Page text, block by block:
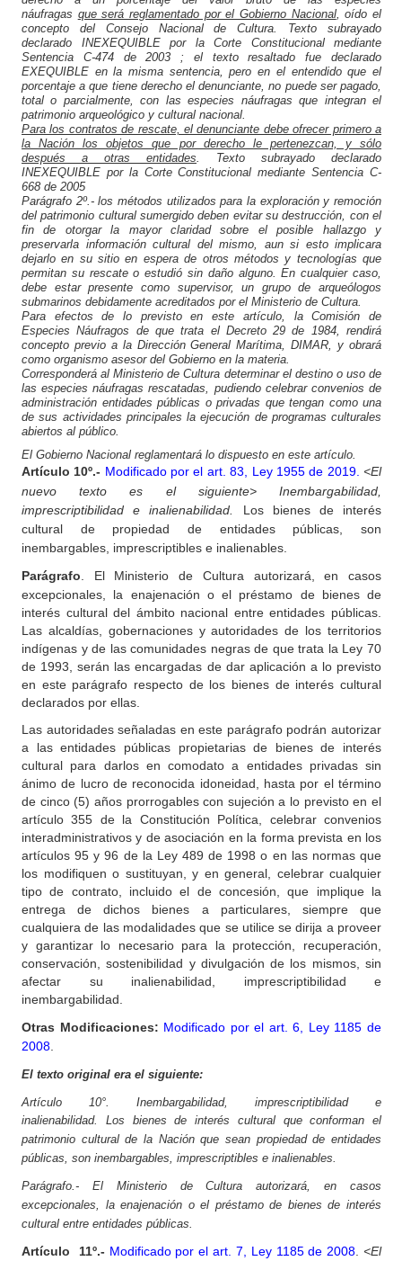
náufragas que será reglamentado por el Gobierno Nacional, oído el
concepto del Consejo Nacional de Cultura. Texto subrayado
declarado INEXEQUIBLE por la Corte Constitucional mediante
Sentencia C-474 de 2003 ; el texto resaltado fue declarado
EXEQUIBLE en la misma sentencia, pero en el entendido que el
porcentaje a que tiene derecho el denunciante, no puede ser pagado,
total o parcialmente, con las especies náufragas que integran el
patrimonio arqueológico y cultural nacional.
Para los contratos de rescate, el denunciante debe ofrecer primero a
la Nación los objetos que por derecho le pertenezcan, y sólo
después a otras entidades. Texto subrayado declarado
INEXEQUIBLE por la Corte Constitucional mediante Sentencia C-
668 de 2005
Parágrafo 2º.-los métodos utilizados para la exploración y remoción
del patrimonio cultural sumergido deben evitar su destrucción, con el
fin de otorgar la mayor claridad sobre el posible hallazgo y
preservarla información cultural del mismo, aun si esto implicara
dejarlo en su sitio en espera de otros métodos y tecnologías que
permitan su rescate o estudió sin daño alguno. En cualquier caso,
debe estar presente como supervisor, un grupo de arqueólogos
submarinos debidamente acreditados por el Ministerio de Cultura.
Para efectos de lo previsto en este artículo, la Comisión de
Especies Náufragos de que trata el Decreto 29 de 1984, rendirá
concepto previo a la Dirección General Marítima, DIMAR, y obrará
como organismo asesor del Gobierno en la materia.
Corresponderá al Ministerio de Cultura determinar el destino o uso de
las especies náufragas rescatadas, pudiendo celebrar convenios de
administración entidades públicas o privadas que tengan como una
de sus actividades principales la ejecución de programas culturales
abiertos al público.
El Gobierno Nacional reglamentará lo dispuesto en este artículo.
Artículo 10º.- Modificado por el art. 83, Ley 1955 de 2019. <El
nuevo texto es el siguiente>
Inembargabilidad,
imprescriptibilidad e inalienabilidad.
Los bienes de interés
cultural de propiedad de entidades públicas, son
inembargables, imprescriptibles e inalienables.
Parágrafo
ElMinisterio de Cultura autorizará, en casos
excepcionales, la enajenación o el préstamo de bienes de
interés cultural del ámbito nacional entre entidades públicas.
Las alcaldías, gobernaciones y autoridades de los territorios
indígenas y de las comunidades negras de que trata la Ley 70
de 1993, serán las encargadas de dar aplicación a lo previsto
en este parágrafo respecto de los bienes de interés cultural
declarados por ellas.
Las autoridades señaladas en este parágrafo podrán autorizar
a las entidades públicas propietarias de bienes de interés
cultural para darlos en comodato a entidades privadas sin
ánimo de lucro de reconocida idoneidad, hasta por el término
de cinco (5) años prorrogables con sujeción a lo previsto en el
artículo 355 de la Constitución Política, celebrar convenios
interadministrativos y de asociación en la forma prevista en los
artículos 95 y 96 de la Ley 489 de 1998 o en las normas que
los modifiquen o sustituyan, y en general, celebrar cualquier
tipo de contrato, incluido el de concesión, que implique la
entrega de dichos bienes a particulares, siempre que
cualquiera de las modalidades que se utilice se dirija a proveer
y garantizar lo necesario para la protección, recuperación,
conservación, sostenibilidad y divulgación de los mismos, sin
afectar su inalienabilidad, imprescriptibilidad e
inembargabilidad.
Otras Modificaciones: Modificado por el art. 6, Ley 1185 de
2008
El texto original era el siguiente:
Artículo 10°. Inembargabilidad, imprescriptibilidad e
inalienabilidad. Los bienes de interés cultural que conforman el
patrimonio cultural de la Nación que sean propiedad de entidades
públicas, son inembargables, imprescriptibles e inalienables.
Parágrafo.- El Ministerio de Cultura autorizará, en casos
excepcionales, la enajenación o el préstamo de bienes de interés
cultural entre entidades públicas.
Artículo 11º.- Modificado por el art. 7, Ley 1185 de 2008 <El